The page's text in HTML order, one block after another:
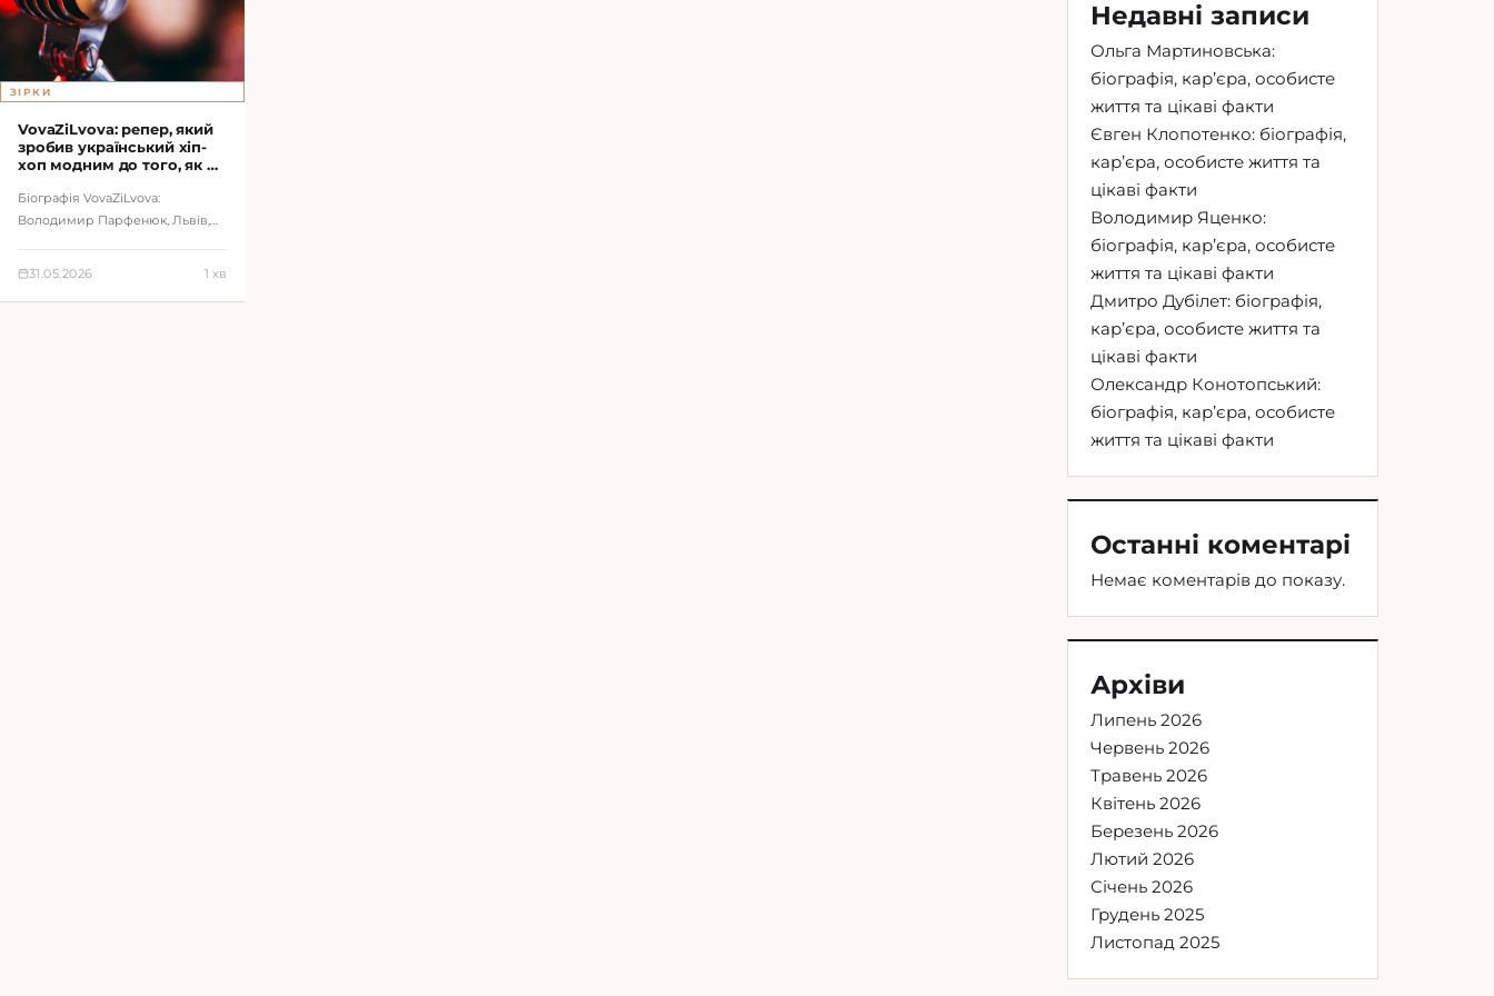
ЗІРКИ
VovaZiLvova: репер, який
зробив український хіп-
хоп модним до того, як це
Біографія VovaZiLvova:
Володимир Парфенюк, Львів,
31.05.2026 1 хв
Недавні записи
Ольга Мартиновська:
біографія, кар’єра, особисте
життя та цікаві факти
Євген Клопотенко: біографія,
кар’єра, особисте життя та
цікаві факти
Володимир Яценко:
біографія, кар’єра, особисте
життя та цікаві факти
Дмитро Дубілет: біографія,
кар’єра, особисте життя та
цікаві факти
Олександр Конотопський:
біографія, кар’єра, особисте
життя та цікаві факти
Останні коментарі
Немає коментарів до показу.
Архіви
Липень 2026
Червень 2026
Травень 2026
Квітень 2026
Березень 2026
Лютий 2026
Січень 2026
Грудень 2025
Листопад 2025